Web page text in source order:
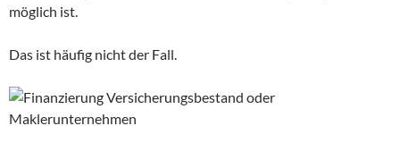
möglich ist.
Das ist häufig nicht der Fall.